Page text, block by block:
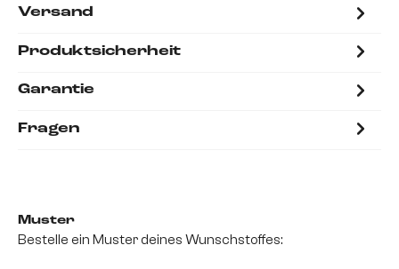
Versand
Produktsicherheit
Garantie
Fragen
Muster
Bestelle ein Muster deines Wunschstoffes: